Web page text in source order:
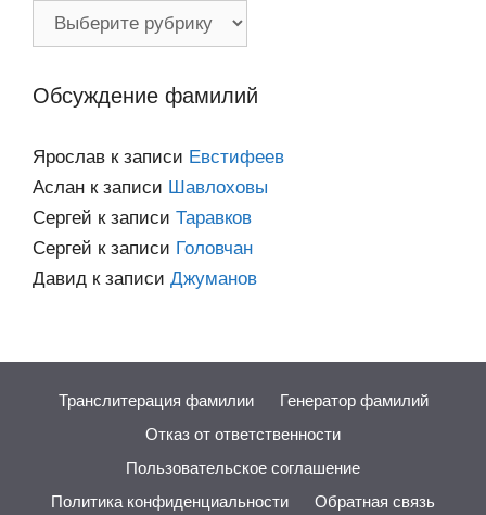
Фамилии
Обсуждение фамилий
Ярослав к записи Евстифеев
Аслан к записи Шавлоховы
Сергей к записи Таравков
Сергей к записи Головчан
Давид к записи Джуманов
Транслитерация фамилии
Генератор фамилий
Отказ от ответственности
Пользовательское соглашение
Политика конфиденциальности
Обратная связь